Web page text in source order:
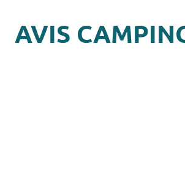
AVIS